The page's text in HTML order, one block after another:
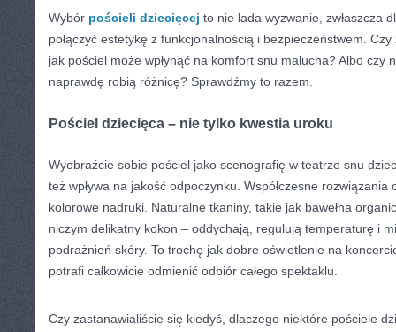
Wybór pościeli dziecięcej to nie lada wyzwanie, zwłaszcza
połączyć estetykę z funkcjonalnością i bezpieczeństwem.
jak pościel może wpłynąć na komfort snu malucha? Albo czy
naprawdę robią różnicę? Sprawdźmy to razem.
Pościel dziecięca – nie tylko kwestia uroku
Wyobraźcie sobie pościel jako scenografię w teatrze snu
też wpływa na jakość odpoczynku. Współczesne
kolorowe nadruki. Naturalne tkaniny, takie jak bawełna
niczym delikatny kokon – oddychają, regulują temperaturę i
podrażnień skóry. To trochę jak dobre oświetlenie na
potrafi całkowicie odmienić odbiór całego spektaklu.
Czy zastanawialiście się kiedyś, dlaczego niektóre pościele